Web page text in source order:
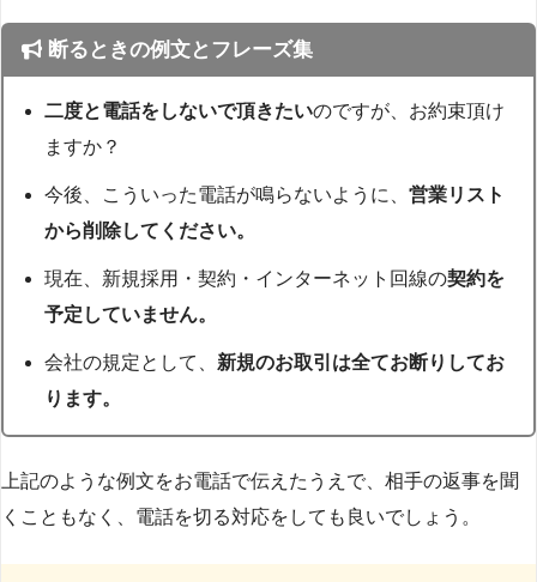
断るときの例文とフレーズ集
二度と電話をしないで頂きたいのですが、お約束頂け
ますか？
今後、こういった電話が鳴らないように、営業リスト
から削除してください。
現在、新規採用・契約・インターネット回線の契約を
予定していません。
会社の規定として、 新規のお取引は全てお断りしてお
ります。
上記のような例文をお電話で伝えたうえで、相手の返事を聞
くこともなく、電話を切る対応をしても良いでしょう。